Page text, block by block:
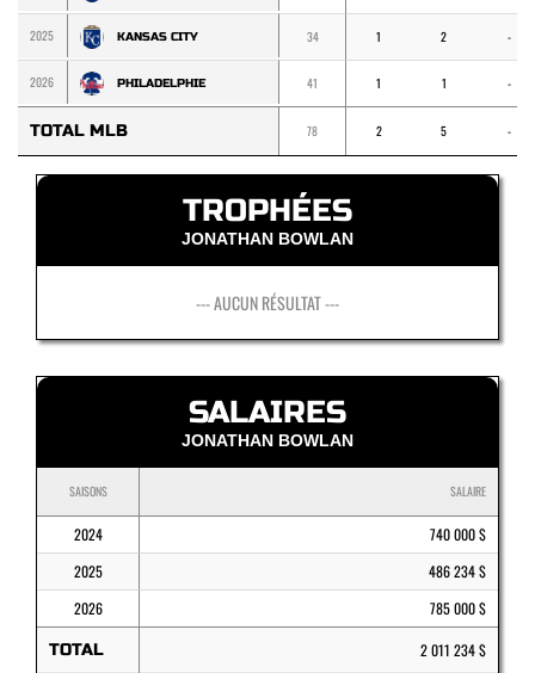
2025 KANSAS CITY 34 1 2 -
2026 PHILADELPHIE 41 1 1 -
TOTAL MLB 78 2 5 -
TROPHÉES
JONATHAN BOWLAN
--- AUCUN RÉSULTAT ---
SALAIRES
JONATHAN BOWLAN
SAISONS SALAIRE
2024
740 000 $
2025
486 234 $
2026
785 000 $
TOTAL 2 011 234 $